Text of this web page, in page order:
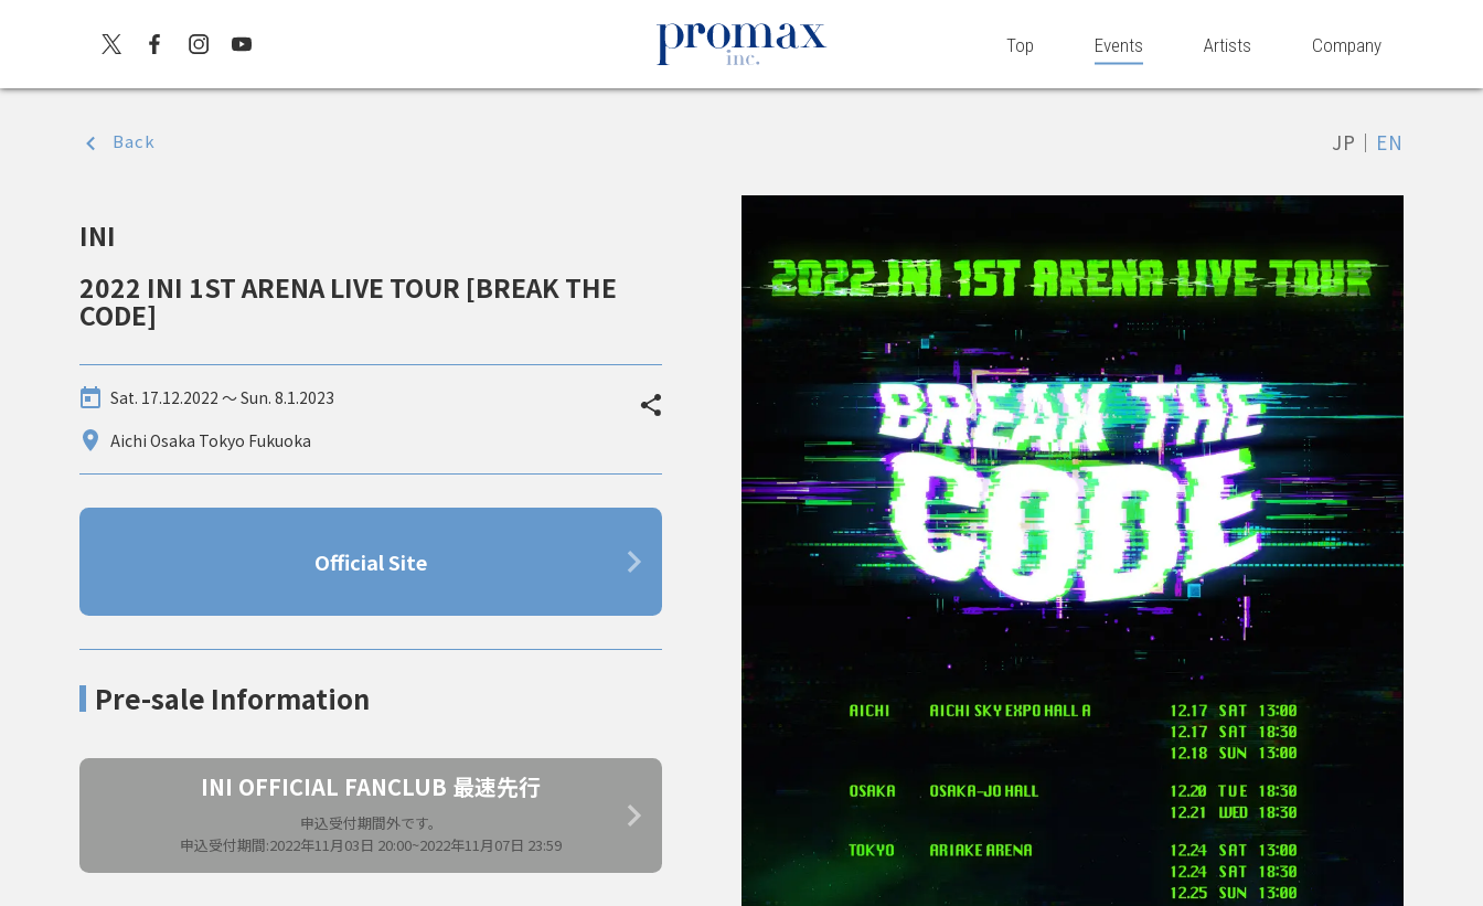
Top Events Artists Company
Back JP ｜ EN
INI
2022 INI 1ST ARENA LIVE TOUR [BREAK THE
CODE]
Sat. 17.12.2022 〜 Sun. 8.1.2023
Aichi Osaka Tokyo Fukuoka
Official Site
Pre-sale Information
INI OFFICIAL FANCLUB 最速先行
申込受付期間外です。
申込受付期間:2022年11月03日 20:00~2022年11月07日 23:59